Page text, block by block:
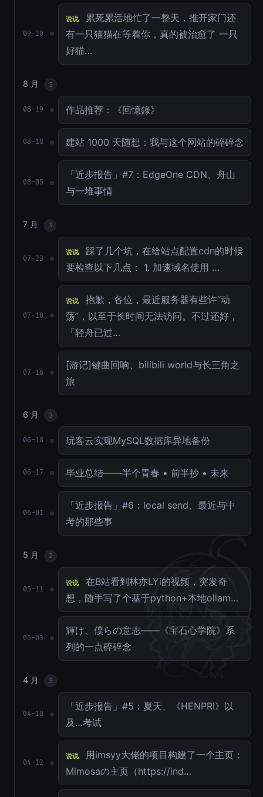
09-20
说说
累死累活地忙了一整天，推开家门还
有一只猫猫在等着你，真的被治愈了 一只
好猫…
8 月 3
08-19 作品推荐：《回憶錄》
08-18 建站 1000 天随想：我与这个网站的碎碎念
08-05
「近步报告」#7：EdgeOne CDN、舟山
与一堆事情
7 月 3
07-23
说说
踩了几个坑，在给站点配置cdn的时候
要检查以下几点： 1. 加速域名使用 …
07-18
说说
抱歉，各位，最近服务器有些许“动
荡”，以至于长时间无法访问。不过还好，
「轻舟已过…
07-16
[游记]键曲回响、bilibili world与长三角之
旅
6 月 3
06-18 玩客云实现MySQL数据库异地备份
06-17 毕业总结——半个青春 • 前半抄 • 未来
06-01
「近步报告」#6：local send、最近与中
考的那些事
5 月 2
05-11
说说
在B站看到林亦LYi的视频，突发奇
想，随手写了个基于python+本地ollam…
05-03
輝け、僕らの意志——《宝石心学院》系
列的一点碎碎念
4 月 3
04-18
「近步报告」#5：夏天、《HENPRI》以
及…考试
04-12
说说
用imsyy大佬的项目构建了一个主页：
Mimosaの主页（https://ind…